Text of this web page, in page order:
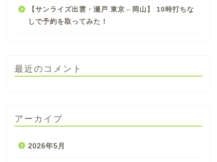
【サンライズ出雲・瀬戸 東京⇔岡山】 10時打ちな
しで予約を取ってみた！
最近のコメント
アーカイブ
2026年5月